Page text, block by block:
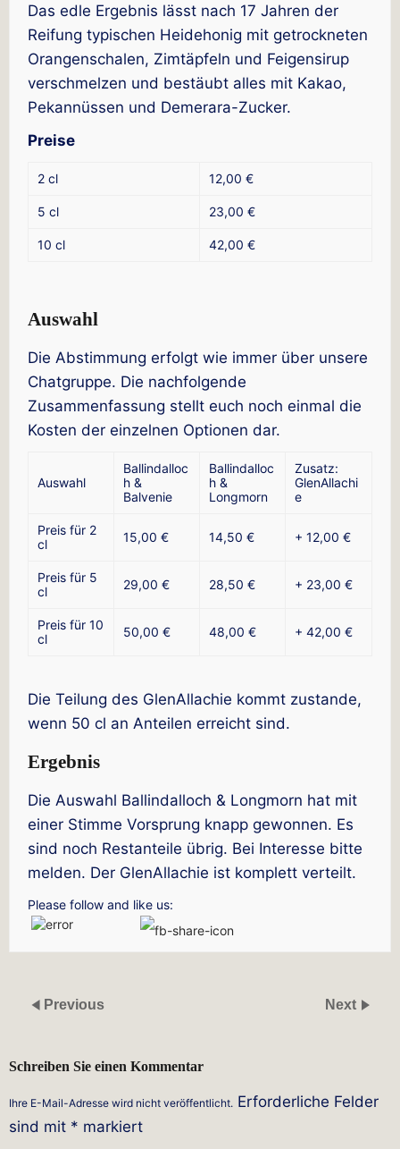
Das edle Ergebnis lässt nach 17 Jahren der
Reifung typischen Heidehonig mit getrockneten
Orangenschalen, Zimtäpfeln und Feigensirup
verschmelzen und bestäubt alles mit Kakao,
Pekannüssen und Demerara-Zucker.
Preise
2 cl 12,00 €
5 cl 23,00 €
10 cl 42,00 €
Auswahl
Die Abstimmung erfolgt wie immer über unsere
Chatgruppe. Die nachfolgende
Zusammenfassung stellt euch noch einmal die
Kosten der einzelnen Optionen dar.
Auswahl
Ballindalloc
h &
Balvenie
Ballindalloc
h &
Longmorn
Zusatz:
GlenAllachi
e
Preis für 2
cl
15,00 € 14,50 € + 12,00 €
Preis für 5
cl
29,00 € 28,50 € + 23,00 €
Preis für 10
cl
50,00 € 48,00 € + 42,00 €
Die Teilung des GlenAllachie kommt zustande,
wenn 50 cl an Anteilen erreicht sind.
Ergebnis
Die Auswahl Ballindalloch & Longmorn hat mit
einer Stimme Vorsprung knapp gewonnen. Es
sind noch Restanteile übrig. Bei Interesse bitte
melden. Der GlenAllachie ist komplett verteilt.
Please follow and like us:
Previous Next
Schreiben Sie einen Kommentar
Ihre E-Mail-Adresse wird nicht veröffentlicht. Erforderliche Felder
sind mit * markiert